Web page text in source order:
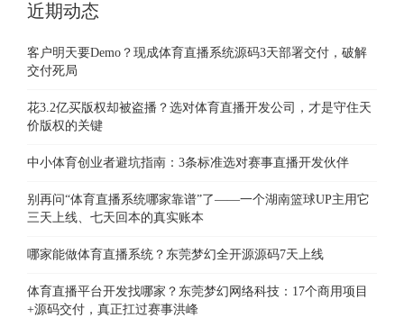
近期动态
客户明天要Demo？现成体育直播系统源码3天部署交付，破解
交付死局
花3.2亿买版权却被盗播？选对体育直播开发公司，才是守住天
价版权的关键
中小体育创业者避坑指南：3条标准选对赛事直播开发伙伴
别再问“体育直播系统哪家靠谱”了——一个湖南篮球UP主用它
三天上线、七天回本的真实账本
哪家能做体育直播系统？东莞梦幻全开源源码7天上线
体育直播平台开发找哪家？东莞梦幻网络科技：17个商用项目
+源码交付，真正扛过赛事洪峰